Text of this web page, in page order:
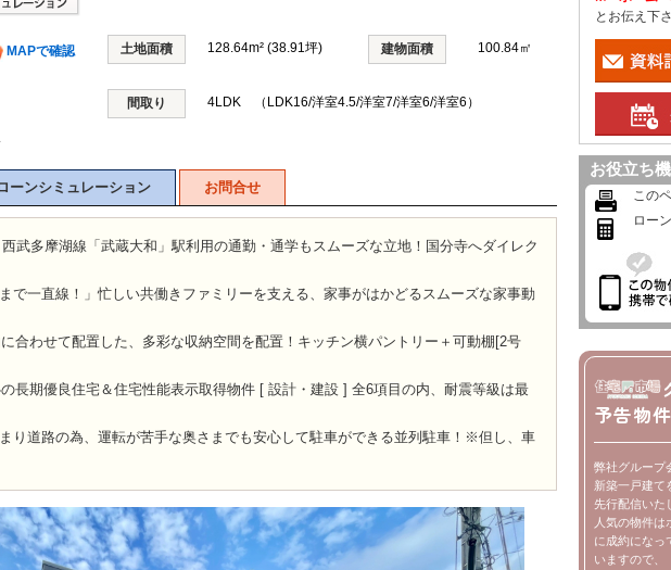
MAPで確認
土地面積 128.64m² (38.91坪) 建物面積 100.84㎡
間取り 4LDK （LDK16/洋室4.5/洋室7/洋室6/洋室6）
ーンシミュレーション お問合せ
武多摩湖線「武蔵大和」駅利用の通勤・通学もスムーズな立地！国分寺へダイレク
一直線！」忙しい共働きファミリーを支える、家事がはかどるスムーズな家事動
合わせて配置した、多彩な収納空間を配置！キッチン横パントリー＋可動棚[2号
長期優良住宅＆住宅性能表示取得物件 [ 設計・建設 ] 全6項目の内、耐震等級は最
り道路の為、運転が苦手な奥さまでも安心して駐車ができる並列駐車！※但し、車
とお伝え下さ
お役立ち
この
ロー
予告物件
弊社グループ
新築一戸建て
先行配信いた
人気の物件は
に成約になっ
いますので、